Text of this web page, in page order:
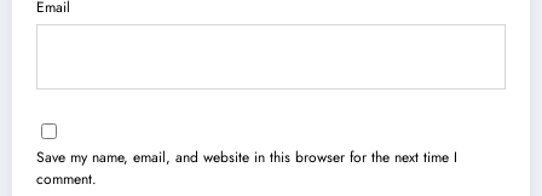
Email
Save my name, email, and website in this browser for the next time I
comment.